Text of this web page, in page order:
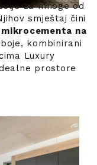
za mnoge od
smještaj čini
na
kombinirani
Luxury
prostore